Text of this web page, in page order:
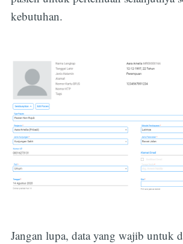
kebutuhan.
Jangan lupa, data yang wajib untuk